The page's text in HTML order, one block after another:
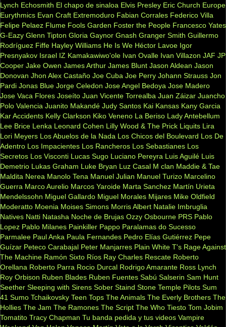
Lynch Echosmith El chapo de sinaloa Elvis Presley Eric Church Europe
Eurythmics Evan Craft Extremoduro Fabian Corrales Federico Villa
Felipe Pelaez Flume Fools Garden Foster the People Francesco Yates
G-Eazy Glenn Tipton Gloria Gaynor Gnash Granger Smith Guillermo
Rodríguez Fiffe Hayley Williams He Is We Héctor Lavoe Igor
Presnyakov Israel IZ Kamakawiwo'ole Ivan Ovalle Ivan Villazon JAF JP
Cooper Jake Owen James Arthur James Blunt Jason Aldean Jason
Donovan Jhon Alex Castaño Joe Cuba Joe Perry Johann Strauss Jon
Pardi Jonas Blue Jorge Celedon Jose Angel Bedoya Jose Madero
Jose Vaca Flores Joseíto Juan Vicente Torrealba Juan Záizar Juancho
Polo Valencia Juanito Makandé Judy Santos Kai Kansas Kany Garcia
Kar Accidents Kelly Clarkson Kiko Veneno La Beriso Lady Antebellum
Lee Brice Lenka Leonard Cohen Lilly Wood & The Prick Liquits Lira
Lori Meyers Los Abuelos de la Nada Los Chicos del Boulevard Los De
Adentro Los Impacientes Los Rancheros Los Sebastianes Los
Secretos Los Visconti Lucas Sugo Luciano Pereyra Luis Aguilé Luis
Demetrio Lukas Graham Luke Bryan Luz Casal M clan Maddie & Tae
Maldita Nerea Manolo Tena Manuel Julian Manuel Turizo Marcelino
Guerra Marco Aurelio Marcos Yaroide Marta Sanchez Martín Urieta
Mendelssohn Miguel Gallardo Miguel Morales Mijares Mike Oldfield
Moderatto Moenia Moises Simons Morris Albert Natalie Imbruglia
Natives Natti Natasha Noche de Brujas Ozzy Osbourne PRS Pablo
Lopez Pablo Milanes Painkiller Pappo Paralamas do Sucesso
Parmalee Paul Anka Paula Fernandes Pedro Elías Gutiérrez Pepe
Guízar Peteco Carabajal Peter Manjarres Plain White T's Rage Against
The Machine Ramón Sixto Ríos Ray Charles Rescate Roberto
Orellana Roberto Parra Rocio Durcal Rodrigo Amarante Ross Lynch
Roy Orbison Ruben Blades Ruben Fuentes Sabú Salserin Sam Hunt
Seether Sleeping with Sirens Sober Staind Stone Temple Pilots Sum
41 Sumo Tchaikovsky Teen Tops The Animals The Everly Brothers The
Hollies The Jam The Ramones The Script The Who Tiesto Tom Jobim
Tomatito Tracy Chapman Tu banda pedida y tus videos Vampire